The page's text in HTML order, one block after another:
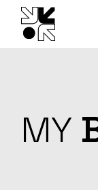
content
MY